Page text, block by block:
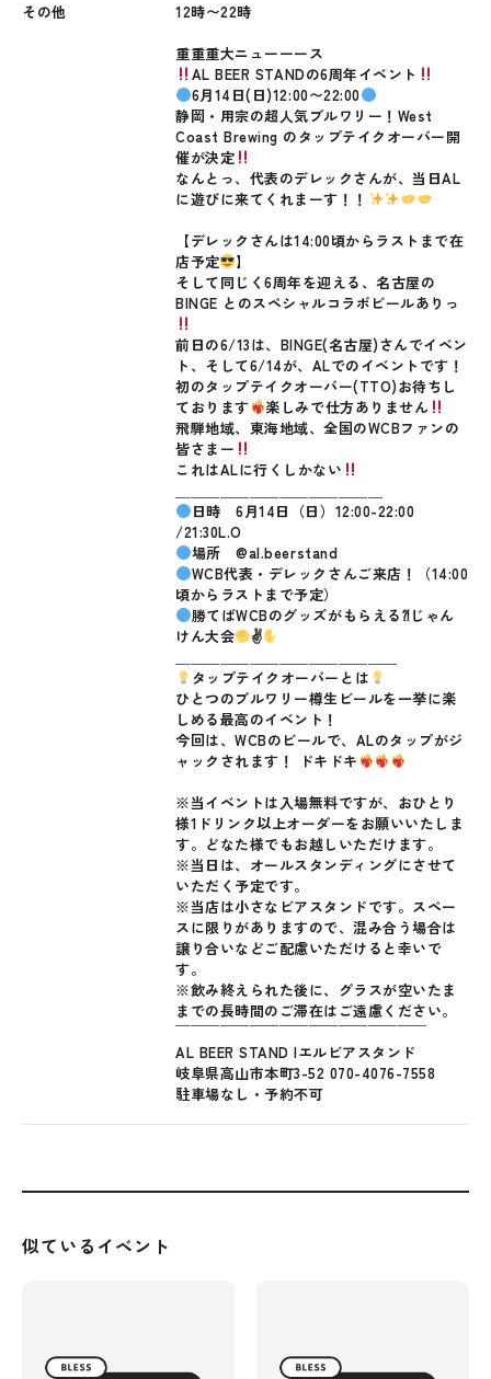
その他
12時〜22時
重重重大ニューーース
AL BEER STANDの6周年イベント
6月14日(日)12:00〜22:00
静岡・用宗の超人気ブルワリー！West
Coast Brewing のタップテイクオーバー開
催が決定
なんとっ、代表のデレックさんが、当日AL
に遊びに来てくれまーす！！
【デレックさんは14:00頃からラストまで在
店予定
】
そして同じく6周年を迎える、名古屋の
BINGE とのスペシャルコラボビールありっ
前日の6/13は、BINGE(名古屋)さんでイベン
ト、そして6/14が、ALでのイベントです！
初のタップテイクオーバー(TTO)お待ちし
ております
楽しみで仕方ありません
飛騨地域、東海地域、全国のWCBファンの
皆さまー
これはALに行くしかない
日時 6月14日（日）12:00-22:00
/21:30L.O
場所 @al.beerstand
WCB代表・デレックさんご来店！（14:00
頃からラストまで予定）
勝てばWCBのグッズがもらえる⁈じゃん
けん大会
✌
タップテイクオーバーとは
ひとつのブルワリー樽生ビールを一挙に楽
しめる最高のイベント！
今回は、WCBのビールで、ALのタップがジ
ャックされます！ ドキドキ
※当イベントは入場無料ですが、おひとり
様1ドリンク以上オーダーをお願いいたしま
す。どなた様でもお越しいただけます。
※当日は、オールスタンディングにさせて
いただく予定です。
※当店は小さなビアスタンドです。スペー
スに限りがありますので、混み合う場合は
譲り合いなどご配慮いただけると幸いで
す。
※飲み終えられた後に、グラスが空いたま
までの長時間のご滞在はご遠慮ください。
￣￣￣￣￣￣￣￣￣￣￣￣￣￣￣￣￣
AL BEER STAND |エルビアスタンド
岐阜県高山市本町3-52 070-4076-7558
駐車場なし・予約不可
似ているイベント